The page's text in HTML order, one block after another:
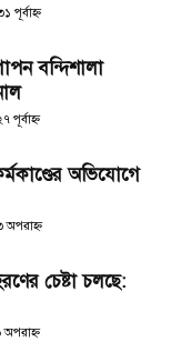
পূর্বাহ্ণ
বন্দিশালা
অভিযোগে
চেষ্টা চলছে: